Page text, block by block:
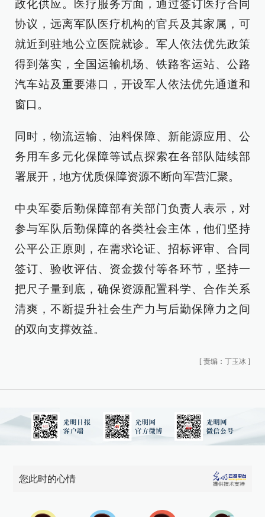
政化供应。医疗服务方面，通过签订医疗合同
协议，远离军队医疗机构的官兵及其家属，可
就近到驻地公立医院就诊。军人依法优先政策
得到落实，全国运输机场、铁路客运站、公路
汽车站及重要港口，开设军人依法优先通道和
窗口。
同时，物流运输、油料保障、新能源应用、公
务用车多元化保障等试点探索在各部队陆续部
署展开，地方优质保障资源不断向军营汇聚。
中央军委后勤保障部有关部门负责人表示，对
参与军队后勤保障的各类社会主体，他们坚持
公平公正原则，在需求论证、招标评审、合同
签订、验收评估、资金拨付等各环节，坚持一
把尺子量到底，确保资源配置科学、合作关系
清爽，不断提升社会生产力与后勤保障力之间
的双向支撑效益。
[ 责编：丁玉冰 ]
您此时的心情